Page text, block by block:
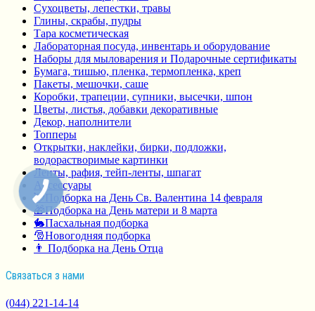
Сухоцветы, лепестки, травы
Глины, скрабы, пудры
Тара косметическая
Лабораторная посуда, инвентарь и оборудование
Наборы для мыловарения и Подарочные сертификаты
Бумага, тишью, пленка, термопленка, креп
Пакеты, мешочки, саше
Коробки, трапеции, супники, высечки, шпон
Цветы, листья, добавки декоративные
Декор, наполнители
Топперы
Открытки, наклейки, бирки, подложки,
водорастворимые картинки
Ленты, рафия, тейп-ленты, шпагат
Аксессуары
💘Подборка на День Св. Валентина 14 февраля
🎁Подборка на День матери и 8 марта
🐇Пасхальная подборка
🎅Новогодняя подборка
👨 Подборка на День Отца
Связаться з нами
(044) 221-14-14